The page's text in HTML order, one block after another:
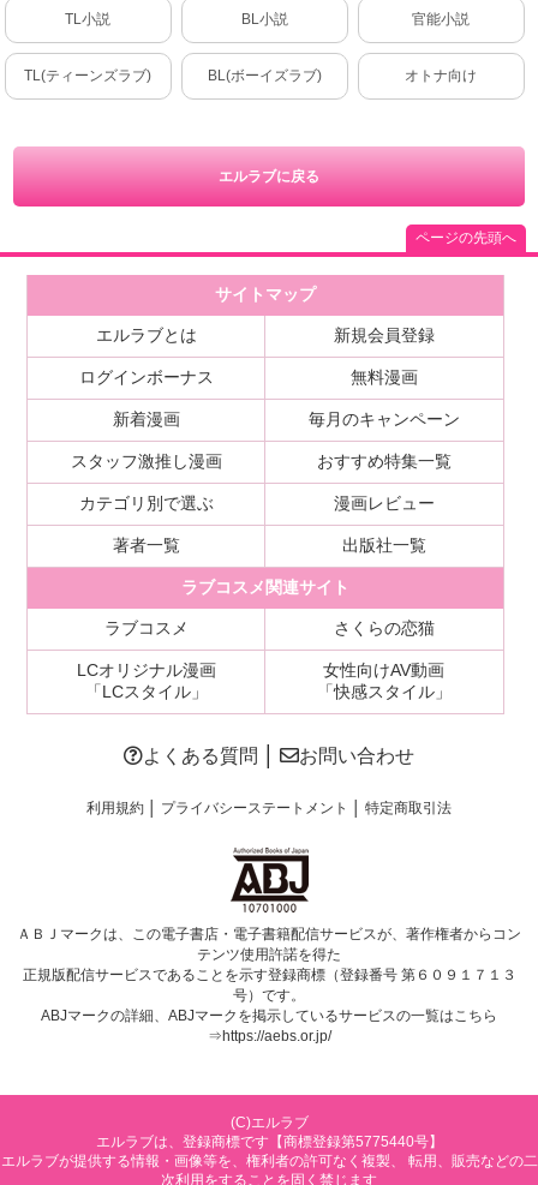
TL小説 BL小説 官能小説
TL(ティーンズラブ) BL(ボーイズラブ) オトナ向け
エルラブに戻る
ページの先頭へ
サイトマップ
エルラブとは 新規会員登録
ログインボーナス 無料漫画
新着漫画 毎月のキャンペーン
スタッフ激推し漫画 おすすめ特集一覧
カテゴリ別で選ぶ 漫画レビュー
著者一覧 出版社一覧
ラブコスメ関連サイト
ラブコスメ さくらの恋猫
LCオリジナル漫画
「LCスタイル」
女性向けAV動画
「快感スタイル」
よくある質問 お問い合わせ
利用規約│ プライバシーステートメント 特定商取引法
ＡＢＪマークは、この電子書店・電子書籍配信サービスが、著作権者からコン
テンツ使用許諾を得た
正規版配信サービスであることを示す登録商標（登録番号 第６０９１７１３
号）です。
ABJマークの詳細、ABJマークを掲示しているサービスの一覧はこちら
⇒ https://aebs.or.jp/
(C)エルラブ
エルラブは、登録商標です【商標登録第5775440号】
エルラブが提供する情報・画像等を、権利者の許可なく複製、 転用、販売などの二
次利用をすることを固く禁じます